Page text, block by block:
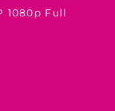
1080p Full